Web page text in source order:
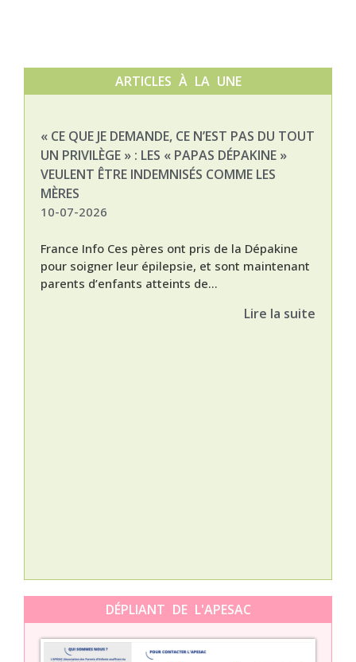
ARTICLES À LA UNE
« CE QUE JE DEMANDE, CE N’EST PAS DU TOUT
UN PRIVILÈGE » : LES « PAPAS DÉPAKINE »
VEULENT ÊTRE INDEMNISÉS COMME LES
MÈRES
10-07-2026
France Info Ces pères ont pris de la Dépakine
pour soigner leur épilepsie, et sont maintenant
parents d’enfants atteints de...
Lire la suite
DÉPLIANT DE L'APESAC